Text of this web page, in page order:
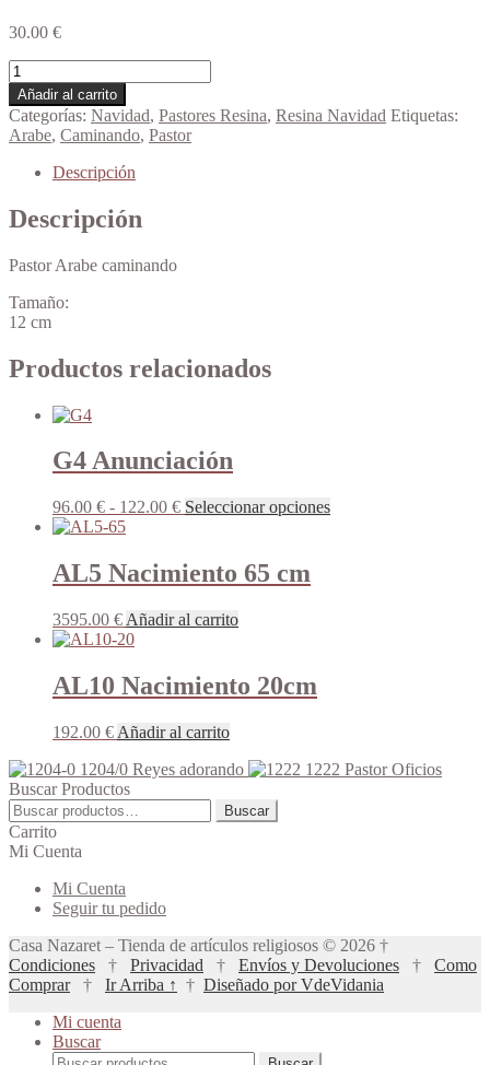
30.00 €
1323/0
Pastor
Arabe
caminando
12cm
cantidad
Añadir al carrito
Categorías: Navidad, Pastores Resina, Resina Navidad Etiquetas:
Arabe, Caminando, Pastor
Descripción
Descripción
Pastor Arabe caminando
Tamaño:
12 cm
Productos relacionados
G4 Anunciación
96.00 € - 122.00 €Rango
desde
96.00 €
122.00 €
Seleccionar opcionesEste
de
producto
AL5 Nacimiento 65 cm
3595.00 € Añadir al carrito
AL10 Nacimiento 20cm
192.00 € Añadir al carrito
1204/0 Reyes adorando
1222 Pastor Oficios
Buscar Productos
Buscar
por:
Buscar
Carrito
Mi Cuenta
Mi Cuenta
Seguir tu pedido
Casa Nazaret – Tienda de artículos religiosos © 2026 †
Condiciones † Privacidad † Envíos y Devoluciones † Como
Comprar† Ir Arriba ↑ † Diseñado por VdeVidania
Mi cuenta
Buscar
Buscar